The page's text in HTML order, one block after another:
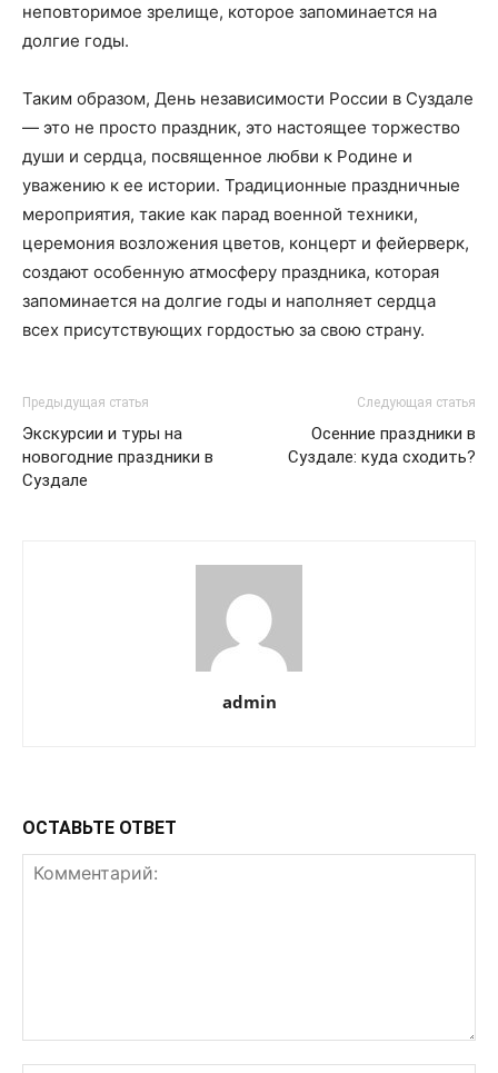
неповторимое зрелище, которое запоминается на
долгие годы.
Таким образом, День независимости России в Суздале
— это не просто праздник, это настоящее торжество
души и сердца, посвященное любви к Родине и
уважению к ее истории. Традиционные праздничные
мероприятия, такие как парад военной техники,
церемония возложения цветов, концерт и фейерверк,
создают особенную атмосферу праздника, которая
запоминается на долгие годы и наполняет сердца
всех присутствующих гордостью за свою страну.
Предыдущая статья
Экскурсии и туры на
новогодние праздники в
Суздале
Следующая статья
Осенние праздники в
Суздале: куда сходить?
admin
ОСТАВЬТЕ ОТВЕТ